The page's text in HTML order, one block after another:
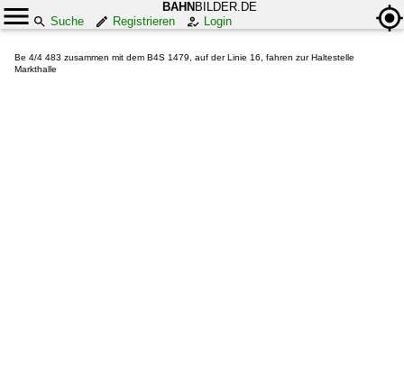
BAHN BILDER.DE
Suche
Registrieren Login
Be 4/4 483 zusammen mit dem B4S 1479, auf der Linie 16, fahren zur Haltestelle
Markthalle